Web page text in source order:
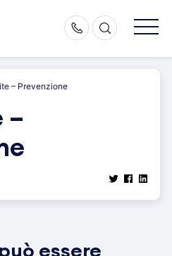
– Prevenzione
–
essere